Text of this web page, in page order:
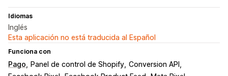
Idiomas
Inglés
Esta aplicación no está traducida al Español
Funciona con
Pago Panel de control de Shopify Conversion API